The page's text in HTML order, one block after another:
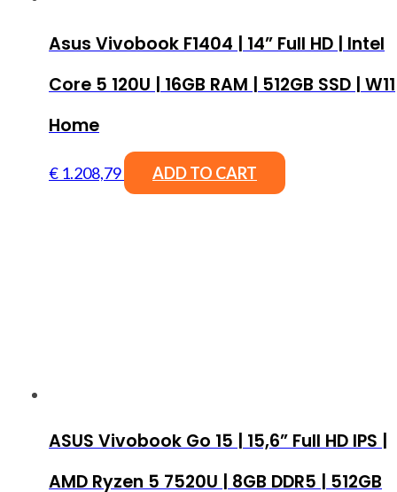
Asus Vivobook F1404 | 14” Full HD | Intel
Core 5 120U | 16GB RAM | 512GB SSD | W11
Home
€ 1.208,79 ADD TO CART
ASUS Vivobook Go 15 | 15,6” Full HD IPS |
AMD Ryzen 5 7520U | 8GB DDR5 | 512GB